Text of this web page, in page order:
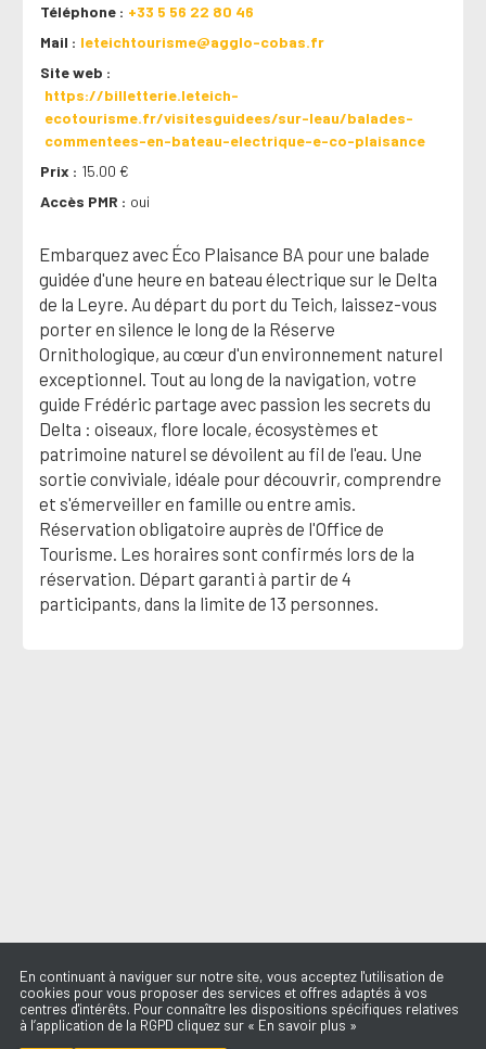
Téléphone
+33 5 56 22 80 46
Mail
leteichtourisme@agglo-cobas.fr
Site web
https://billetterie.leteich-
ecotourisme.fr/visitesguidees/sur-leau/balades-
commentees-en-bateau-electrique-e-co-plaisance
Prix
15.00 €
Accès PMR
oui
Embarquez avec Éco Plaisance BA pour une balade
guidée d'une heure en bateau électrique sur le Delta
de la Leyre. Au départ du port du Teich, laissez-vous
porter en silence le long de la Réserve
Ornithologique, au cœur d'un environnement naturel
exceptionnel. Tout au long de la navigation, votre
guide Frédéric partage avec passion les secrets du
Delta : oiseaux, flore locale, écosystèmes et
patrimoine naturel se dévoilent au fil de l'eau. Une
sortie conviviale, idéale pour découvrir, comprendre
et s'émerveiller en famille ou entre amis.
Réservation obligatoire auprès de l'Office de
Tourisme. Les horaires sont confirmés lors de la
réservation. Départ garanti à partir de 4
participants, dans la limite de 13 personnes.
En continuant à naviguer sur notre site, vous acceptez l'utilisation de
cookies pour vous proposer des services et offres adaptés à vos
centres d'intérêts. Pour connaître les dispositions spécifiques relatives
à l’application de la RGPD cliquez sur « En savoir plus »